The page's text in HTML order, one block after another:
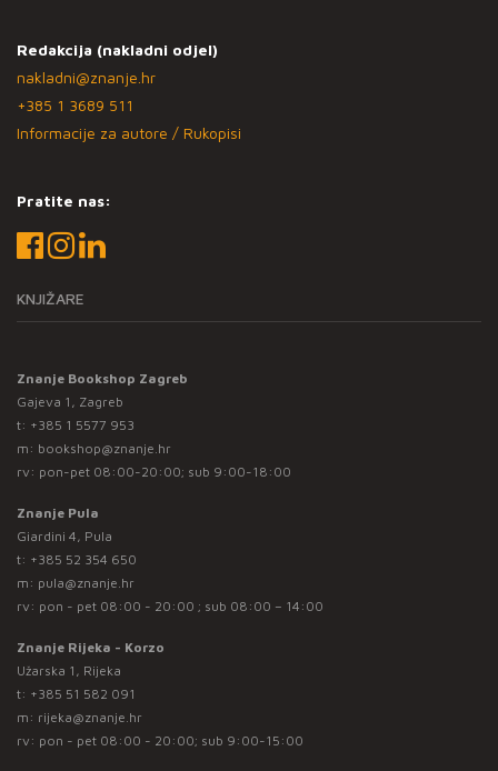
Redakcija (nakladni odjel)
nakladni@znanje.hr
+385 1 3689 511
Informacije za autore / Rukopisi
Pratite nas:
KNJIŽARE
Znanje Bookshop Zagreb
Gajeva 1, Zagreb
t: +385 1 5577 953
m: bookshop@znanje.hr
rv: pon-pet 08:00-20:00; sub 9:00-18:00
Znanje Pula
Giardini 4, Pula
t: +385 52 354 650
m: pula@znanje.hr
rv: pon - pet 08:00 - 20:00 ; sub 08:00 – 14:00
Znanje Rijeka - Korzo
Užarska 1, Rijeka
t: +385 51 582 091
m: rijeka@znanje.hr
rv: pon - pet 08:00 - 20:00; sub 9:00-15:00